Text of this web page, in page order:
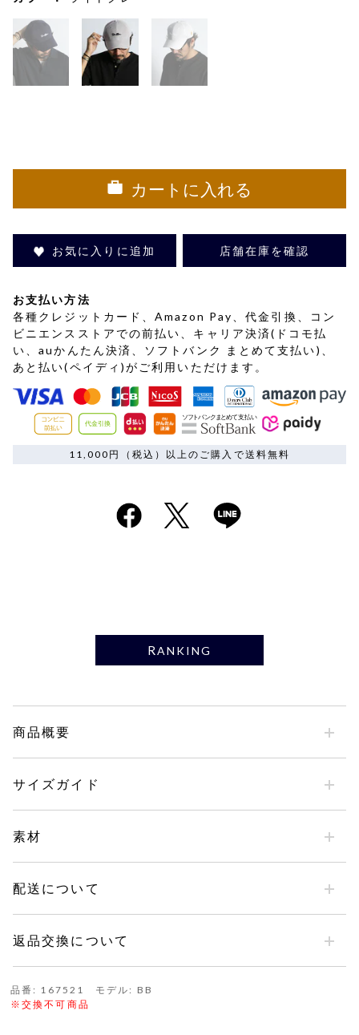
カートに入れる
お気に入りに追加 店舗在庫を確認
お支払い方法
各種クレジットカード、Amazon Pay、代金引換、コン
ビニエンスストアでの前払い、キャリア決済(ドコモ払
い、auかんたん決済、ソフトバンク まとめて支払い)、
あと払い(ペイディ)がご利用いただけます。
11,000円（税込）以上のご購入で送料無料
RANKING
商品概要
サイズガイド
素材
配送について
返品交換について
品番: 167521 モデル: BB
※交換不可商品